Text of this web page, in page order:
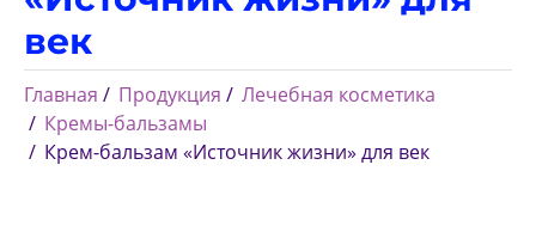
век
Главная Продукция
Лечебная косметика
Кремы-бальзамы
Крем-бальзам «Источник жизни» для век